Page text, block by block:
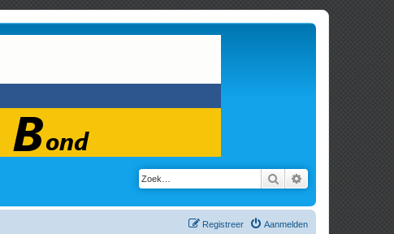
Zoek Uitgebreid zoeken
Aanmelden
Registreer